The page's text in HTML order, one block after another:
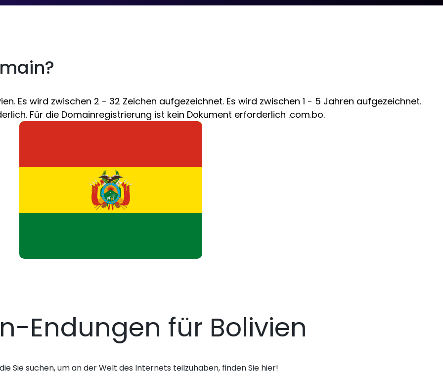
Es wird zwischen 2 - 32 Zeichen aufgezeichnet. Es wird zwischen 1 - 5 Jahren aufgezeichnet.
Für die Domainregistrierung ist kein Dokument erforderlich .com.bo.
Endungen für Bolivien
Sie suchen, um an der Welt des Internets teilzuhaben, finden Sie hier!